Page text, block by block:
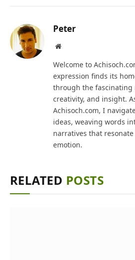
Peter
Website
Welcome to
expression finds its
through the fascinating
creativity, and insight.
Achisoch.com, I
ideas, weaving words
narratives that
emotion.
RELATED POSTS